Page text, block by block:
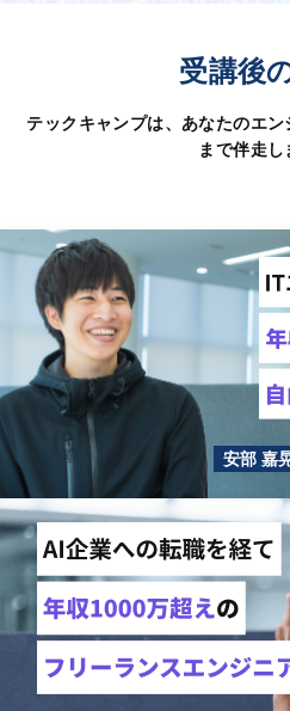
受講後
テックキャンプは、あなたのエ
まで伴走し
安部 嘉